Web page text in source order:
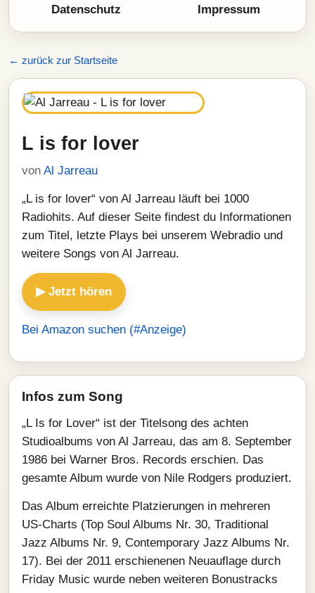
Datenschutz Impressum
← zurück zur Startseite
L is for lover
von Al Jarreau
„L is for lover“ von Al Jarreau läuft bei 1000
Radiohits. Auf dieser Seite findest du Informationen
zum Titel, letzte Plays bei unserem Webradio und
weitere Songs von Al Jarreau.
▶ Jetzt hören
Bei Amazon suchen (#Anzeige)
Infos zum Song
„L Is for Lover“ ist der Titelsong des achten
Studioalbums von Al Jarreau, das am 8. September
1986 bei Warner Bros. Records erschien. Das
gesamte Album wurde von Nile Rodgers produziert.
Das Album erreichte Platzierungen in mehreren
US-Charts (Top Soul Albums Nr. 30, Traditional
Jazz Albums Nr. 9, Contemporary Jazz Albums Nr.
17). Bei der 2011 erschienenen Neuauflage durch
Friday Music wurde neben weiteren Bonustracks